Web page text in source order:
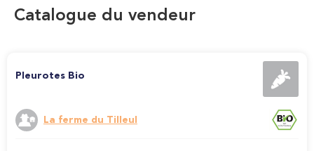
Catalogue du vendeur
Pleurotes Bio
La ferme du Tilleul